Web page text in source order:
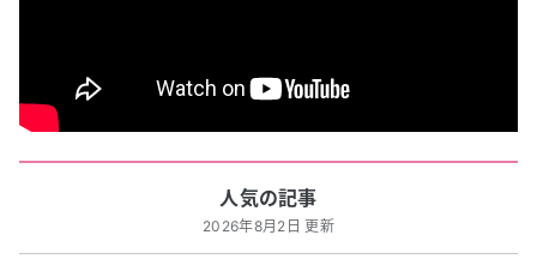
人気の記事
2026年8月2日 更新